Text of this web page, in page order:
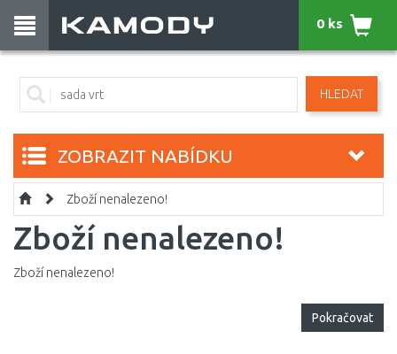
HLEDAT
0 ks
ZOBRAZIT NABÍDKU
Zboží nenalezeno!
Zboží nenalezeno!
Zboží nenalezeno!
Pokračovat